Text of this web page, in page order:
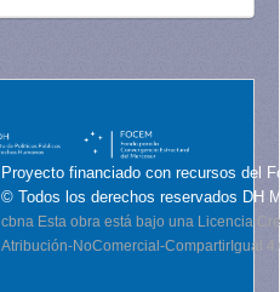
Proyecto financiado con recursos del
© Todos los derechos reservados DH
cbna Esta obra está bajo una Licencia
Atribución-NoComercial-CompartirIgual